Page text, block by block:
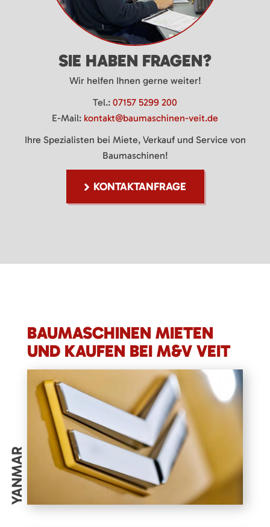
SIE HABEN FRAGEN?
Wir helfen Ihnen gerne weiter!
Tel.: 07157 5299 200
E-Mail: kontakt@baumaschinen-veit.de
Ihre Spezialisten bei Miete, Verkauf und Service von
Baumaschinen!
KONTAKTANFRAGE
BAUMASCHINEN MIETEN
UND KAUFEN BEI M&V VEIT
YANMAR